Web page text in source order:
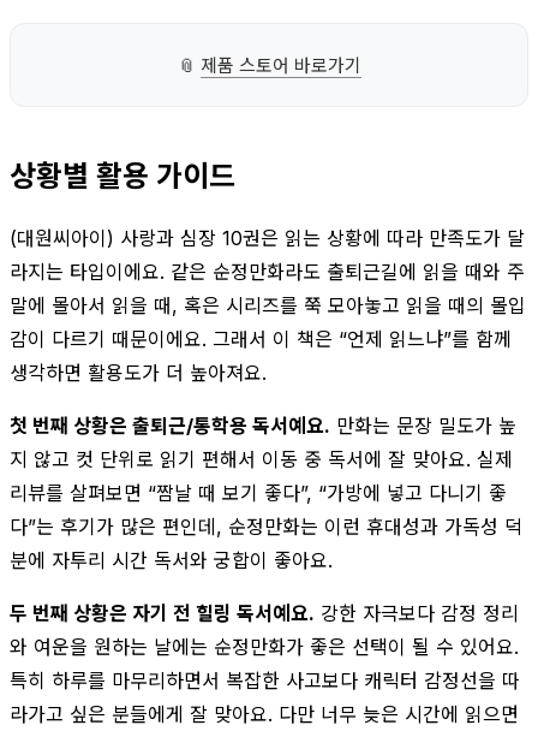
📎 제품 스토어 바로가기
상황별 활용 가이드
(대원씨아이) 사랑과 심장 10권은 읽는 상황에 따라 만족도가 달
라지는 타입이에요. 같은 순정만화라도 출퇴근길에 읽을 때와 주
말에 몰아서 읽을 때, 혹은 시리즈를 쭉 모아놓고 읽을 때의 몰입
감이 다르기 때문이에요. 그래서 이 책은 “언제 읽느냐”를 함께
생각하면 활용도가 더 높아져요.
첫 번째 상황은 출퇴근/통학용 독서예요. 만화는 문장 밀도가 높
지 않고 컷 단위로 읽기 편해서 이동 중 독서에 잘 맞아요. 실제
리뷰를 살펴보면 “짬날 때 보기 좋다”, “가방에 넣고 다니기 좋
다”는 후기가 많은 편인데, 순정만화는 이런 휴대성과 가독성 덕
분에 자투리 시간 독서와 궁합이 좋아요.
두 번째 상황은 자기 전 힐링 독서예요. 강한 자극보다 감정 정리
와 여운을 원하는 날에는 순정만화가 좋은 선택이 될 수 있어요.
특히 하루를 마무리하면서 복잡한 사고보다 캐릭터 감정선을 따
라가고 싶은 분들에게 잘 맞아요. 다만 너무 늦은 시간에 읽으면